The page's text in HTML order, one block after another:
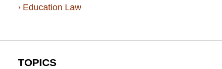
Education Law
TOPICS